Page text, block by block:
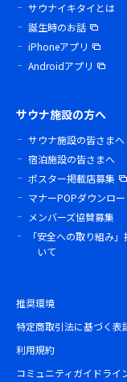
サウナイキタイとは
誕生時のお話
iPhoneアプリ
Androidアプリ
サウナ施設の方へ
サウナ施設の皆さまへ
宿泊施設の皆さまへ
ポスター掲載店募集
マナーPOPダウンロー
メンバーズ協賛募集
「安全への取り組み
いて
推奨環境
特定商取引法に基づく表
利用規約
コミュニティガイドライ